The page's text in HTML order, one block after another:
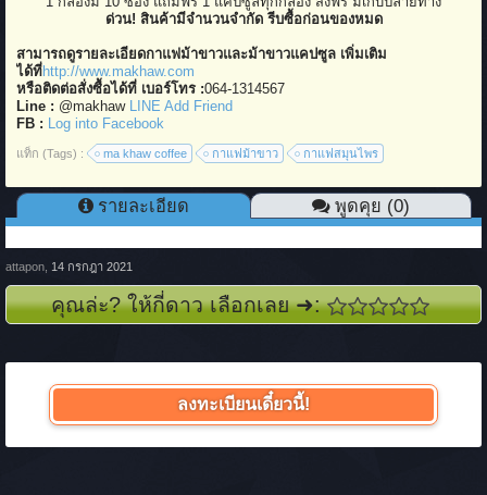
ด่วน! สินค้ามีจำนวนจำกัด รีบซื้อก่อนของหมด
สามารถดูรายละเอียดกาแฟม้าขาวและม้าขาวแคปซูล เพิ่มเติม
ได้ที่http://www.makhaw.com
หรือติดต่อสั่งซื้อได้ที่ เบอร์โทร :064-1314567
Line : @makhaw LINE Add Friend
FB : Log into Facebook
แท็ก (Tags) : ma khaw coffee กาแฟม้าขาว กาแฟสมุนไพร
รายละเอียด พูดคุย (0)
attapon 14 กรกฎา 2021
คุณล่ะ? ให้กี่ดาว เลือกเลย ➜:
ลงทะเบียนเดี๋ยวนี้!